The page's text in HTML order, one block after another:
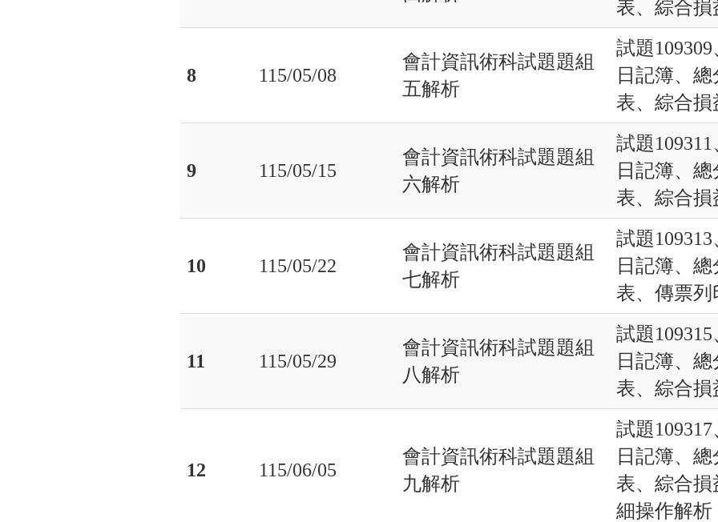
表、綜合
8 115/05/08
會計資訊術科試題題組
五解析
試題
日記簿、
表、綜合
9 115/05/15
會計資訊術科試題題組
六解析
試題
日記簿、
表、綜合
10 115/05/22
會計資訊術科試題題組
七解析
試題
日記簿、
表、傳票
11 115/05/29
會計資訊術科試題題組
八解析
試題
日記簿、
表、綜合
12 115/06/05
會計資訊術科試題題組
九解析
試題
日記簿、
表、綜合
細操作解析